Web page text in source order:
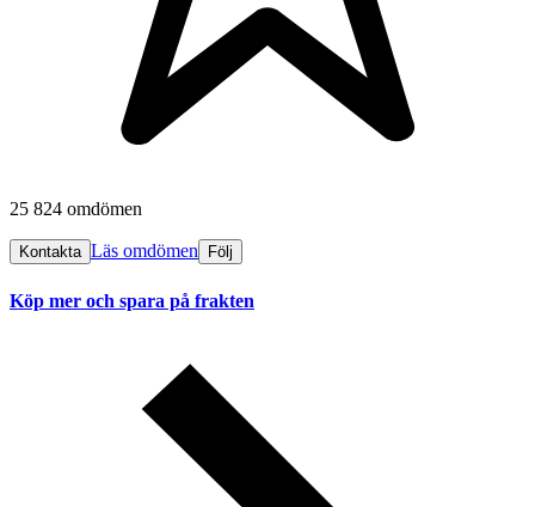
25 824 omdömen
Kontakta Läs omdömen Följ
Köp mer och spara på frakten